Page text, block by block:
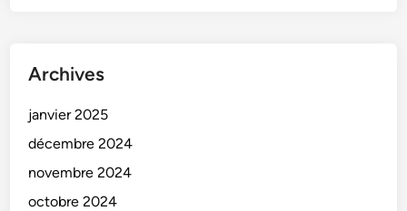
Archives
janvier 2025
décembre 2024
novembre 2024
octobre 2024